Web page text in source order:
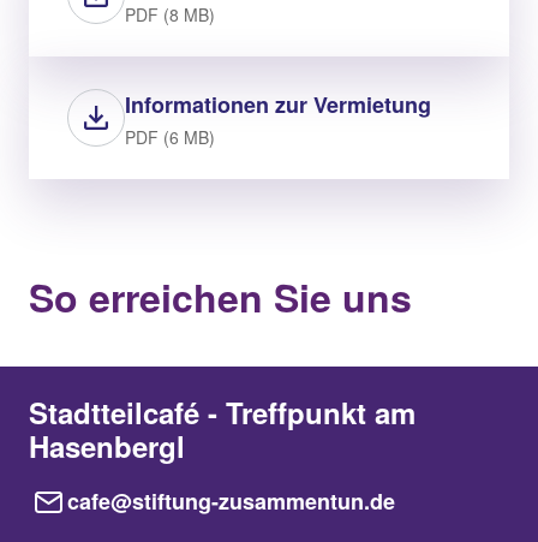
PDF (8 MB)
Informationen zur Vermietung
PDF (6 MB)
So erreichen Sie uns
Stadtteilcafé - Treffpunkt am
Hasenbergl
cafe@stiftung-zusammentun.de